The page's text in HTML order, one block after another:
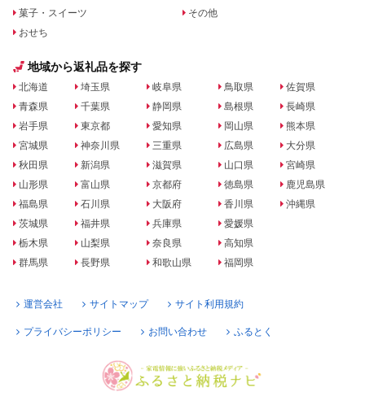
菓子・スイーツ
おせち
その他
地域から返礼品を探す
北海道
青森県
岩手県
宮城県
秋田県
山形県
福島県
茨城県
栃木県
群馬県
埼玉県
千葉県
東京都
神奈川県
新潟県
富山県
石川県
福井県
山梨県
長野県
岐阜県
静岡県
愛知県
三重県
滋賀県
京都府
大阪府
兵庫県
奈良県
和歌山県
鳥取県
島根県
岡山県
広島県
山口県
徳島県
香川県
愛媛県
高知県
福岡県
佐賀県
長崎県
熊本県
大分県
宮崎県
鹿児島県
沖縄県
運営会社 サイトマップ サイト利用規約
プライバシーポリシー お問い合わせ ふるとく